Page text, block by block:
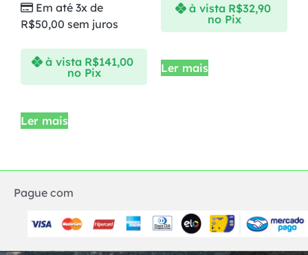
Em até 3x de
R$50,00 sem juros
à vista R$141,00
no Pix
Ler mais
à vista R$32,90
no Pix
Ler mais
Pague com